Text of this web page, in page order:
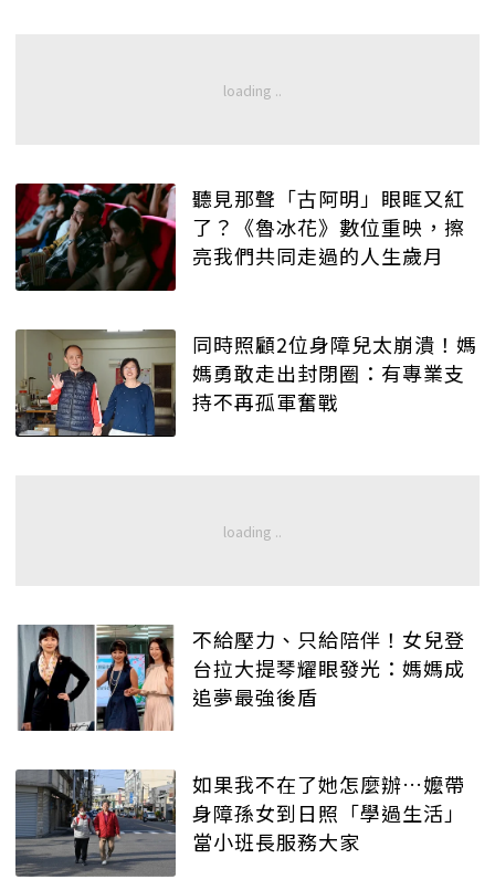
聽見那聲「古阿明」眼眶又紅
了？《魯冰花》數位重映，擦
亮我們共同走過的人生歲月
同時照顧2位身障兒太崩潰！媽
媽勇敢走出封閉圈：有專業支
持不再孤軍奮戰
不給壓力、只給陪伴！女兒登
台拉大提琴耀眼發光：媽媽成
追夢最強後盾
如果我不在了她怎麼辦…嬤帶
身障孫女到日照「學過生活」
當小班長服務大家